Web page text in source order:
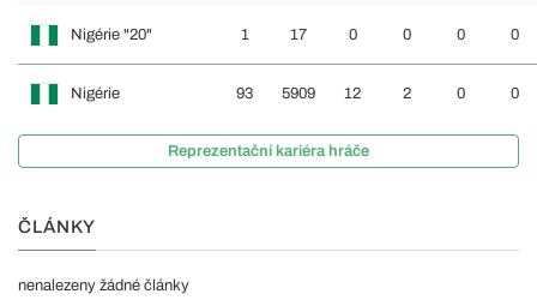
Nigérie "20" 1 17 0 0 0 0
Nigérie 93 5909 12 2 0 0
Reprezentační kariéra hráče
ČLÁNKY
nenalezeny žádné články